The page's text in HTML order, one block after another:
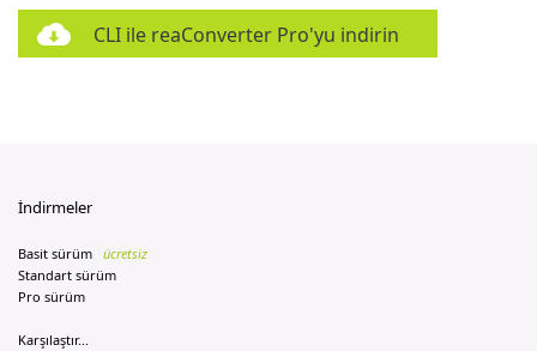
CLI ile reaConverter Pro'yu indirin
İndirmeler
Basit sürüm ücretsiz
Standart sürüm
Pro sürüm
Karşılaştır...